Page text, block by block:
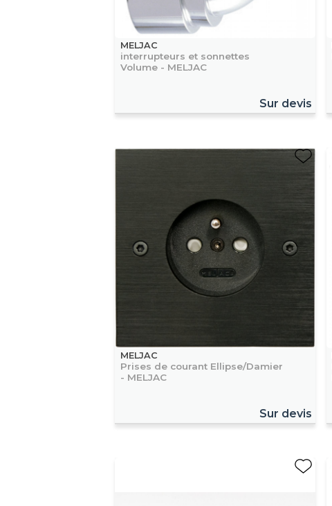
MELJAC
interrupteurs et sonnettes
Volume - MELJAC
Sur devis
MELJAC
Prises de courant Ellipse/Damier
- MELJAC
Sur devis